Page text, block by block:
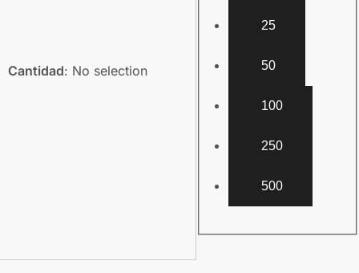
Cantidad: No selection
25
50
100
250
500